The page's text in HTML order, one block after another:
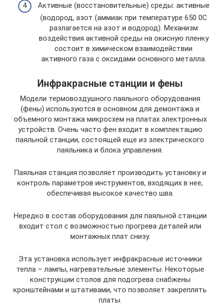
Активные (восстановительные) среды: активные
(водород, азот (аммиак при температуре 650 0С
разлагается на азот и водород). Механизм
воздействия активной среды на окисную пленку
состоит в химическом взаимодействии
активного газа с оксидами основного металла.
Инфракрасные станции и фены
Модели термовоздушного паяльного оборудования
(фены) используются в основном для демонтажа и
объемного монтажа микросхем на платах электронных
устройств. Очень часто фен входит в комплектацию
паяльной станции, состоящей еще из электрического
паяльника и блока управления.
Паяльная станция позволяет производить установку и
контроль параметров инструментов, входящих в нее,
обеспечивая высокое качество шва.
Нередко в состав оборудования для паяльной станции
входит стол с возможностью прогрева деталей или
монтажных плат снизу.
Эта установка использует инфракрасные источники
тепла – лампы, нагревательные элементы. Некоторые
конструкции столов для подогрева снабжены
кронштейнами и штативами, что позволяет закреплять
платы.